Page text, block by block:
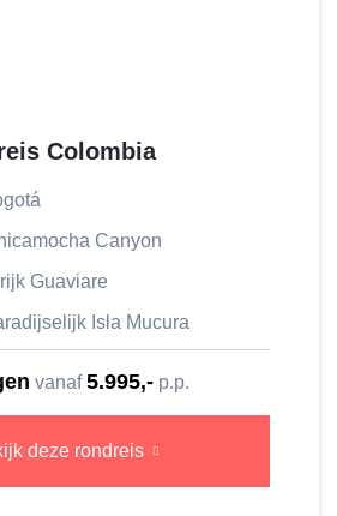
Colombia
Canyon
Guaviare
Isla Mucura
vanaf5.995,-p.p.
deze rondreis